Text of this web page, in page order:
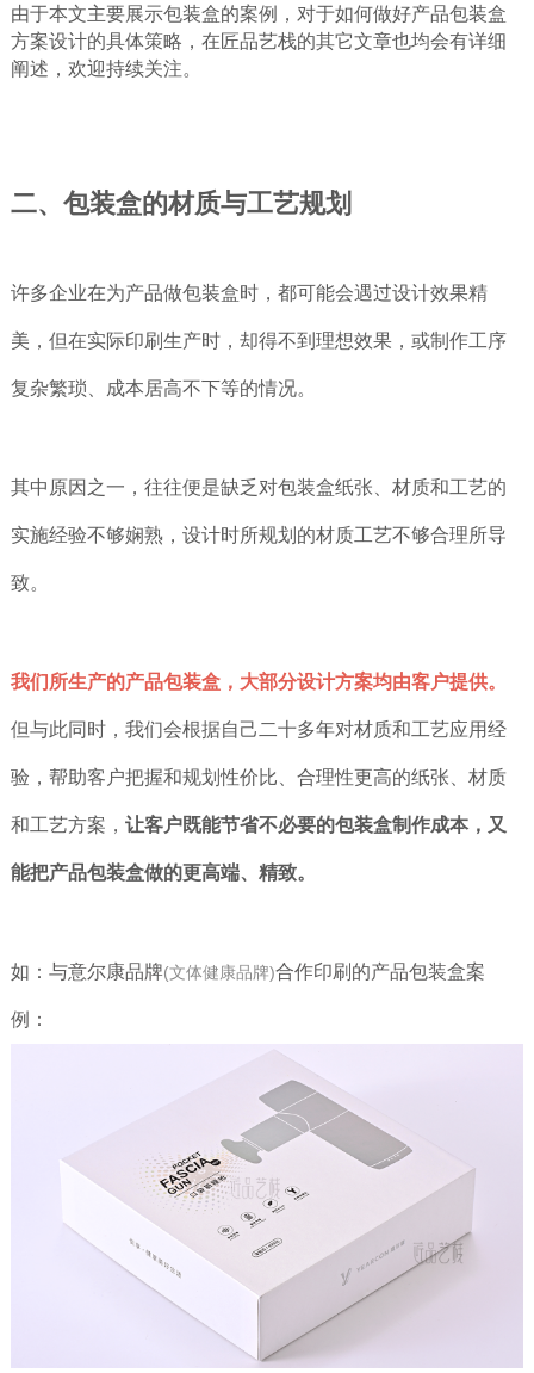
由于本文主要展示包装盒的案例，对于如何做好产品包装盒
方案设计的具体策略，在匠品艺栈的其它文章也均会有详细
阐述，欢迎持续关注。
二、包装盒的材质与工艺规划
许多企业在为产品做包装盒时，都可能会遇过设计效果精
美，但在实际印刷生产时，却得不到理想效果，或制作工序
复杂繁琐、成本居高不下等的情况。
其中原因之一，往往便是缺乏对包装盒纸张、材质和工艺的
实施经验不够娴熟，设计时所规划的材质工艺不够合理所导
致。
我们所生产的产品包装盒，大部分设计方案均由客户提供。
但与此同时，我们会根据自己二十多年对材质和工艺应用经
验，帮助客户把握和规划性价比、合理性更高的纸张、材质
和工艺方案 ，让客户既能节省不必要的包装盒制作成本，又
能把产品包装盒做的更高端、精致。
如：与意尔康品牌(文体健康品牌)合作印刷的产品包装盒案
例：